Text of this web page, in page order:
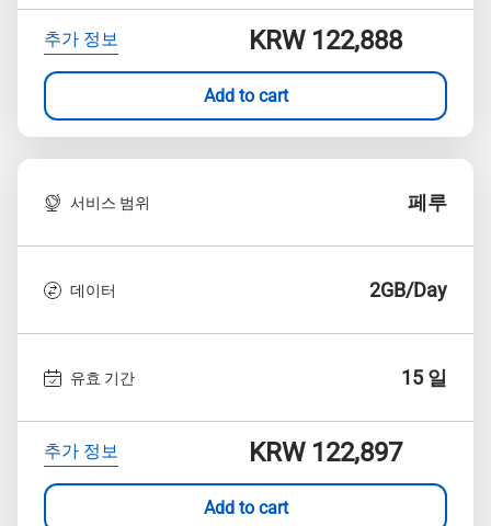
추가 정보 KRW 122,888
Add to cart
서비스 범위 페루
데이터 2GB/Day
유효 기간 15 일
추가 정보 KRW 122,897
Add to cart